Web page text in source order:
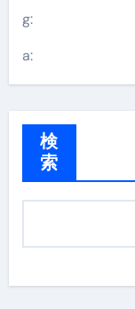
g:
a:
検
索